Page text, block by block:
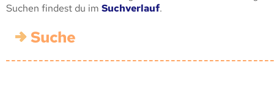
Suchen findest du im Suchverlauf.
Suche